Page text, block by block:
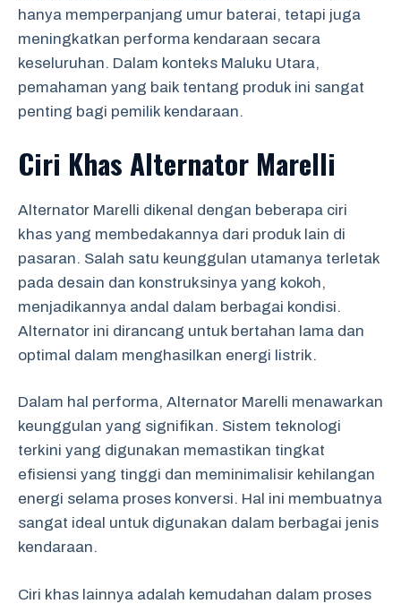
hanya memperpanjang umur baterai, tetapi juga
meningkatkan performa kendaraan secara
keseluruhan. Dalam konteks Maluku Utara,
pemahaman yang baik tentang produk ini sangat
penting bagi pemilik kendaraan.
Ciri Khas Alternator Marelli
Alternator Marelli dikenal dengan beberapa ciri
khas yang membedakannya dari produk lain di
pasaran. Salah satu keunggulan utamanya terletak
pada desain dan konstruksinya yang kokoh,
menjadikannya andal dalam berbagai kondisi.
Alternator ini dirancang untuk bertahan lama dan
optimal dalam menghasilkan energi listrik.
Dalam hal performa, Alternator Marelli menawarkan
keunggulan yang signifikan. Sistem teknologi
terkini yang digunakan memastikan tingkat
efisiensi yang tinggi dan meminimalisir kehilangan
energi selama proses konversi. Hal ini membuatnya
sangat ideal untuk digunakan dalam berbagai jenis
kendaraan.
Ciri khas lainnya adalah kemudahan dalam proses